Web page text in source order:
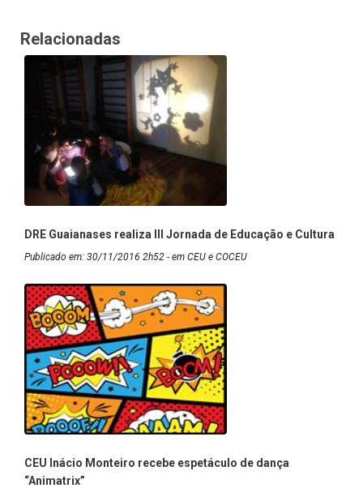
Relacionadas
DRE Guaianases realiza III Jornada de Educação e Cultura
Publicado em: 30/11/2016 2h52 - em CEU e COCEU
CEU Inácio Monteiro recebe espetáculo de dança
“Animatrix”